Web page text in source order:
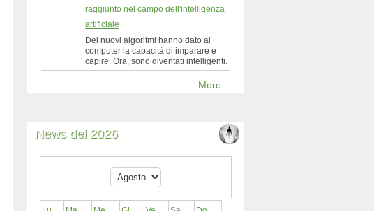
raggiunto nel campo dell'intelligenza
artificiale
Dei nuovi algoritmi hanno dato ai
computer la capacità di imparare e
capire. Ora, sono diventati intelligenti.
More...
News del 2026